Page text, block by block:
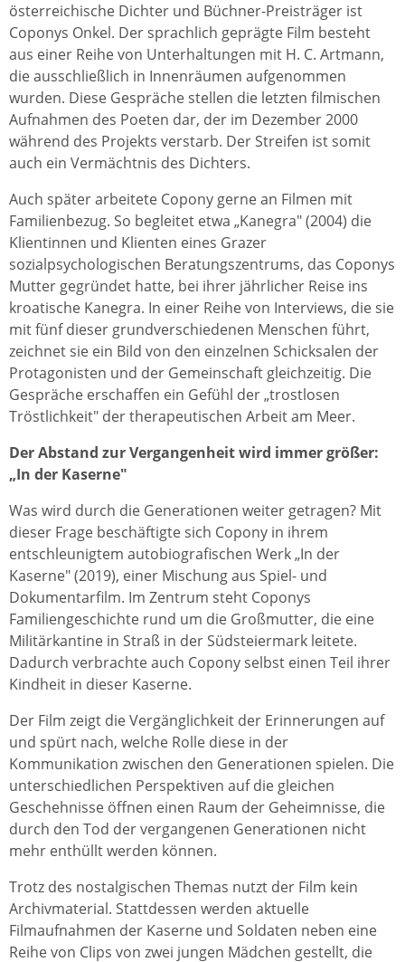
österreichische Dichter und Büchner-Preisträger ist
Coponys Onkel. Der sprachlich geprägte Film besteht
aus einer Reihe von Unterhaltungen mit H. C. Artmann,
die ausschließlich in Innenräumen aufgenommen
wurden. Diese Gespräche stellen die letzten filmischen
Aufnahmen des Poeten dar, der im Dezember 2000
während des Projekts verstarb. Der Streifen ist somit
auch ein Vermächtnis des Dichters.
Auch später arbeitete Copony gerne an Filmen mit
Familienbezug. So begleitet etwa „Kanegra" (2004) die
Klientinnen und Klienten eines Grazer
sozialpsychologischen Beratungszentrums, das Coponys
Mutter gegründet hatte, bei ihrer jährlicher Reise ins
kroatische Kanegra. In einer Reihe von Interviews, die sie
mit fünf dieser grundverschiedenen Menschen führt,
zeichnet sie ein Bild von den einzelnen Schicksalen der
Protagonisten und der Gemeinschaft gleichzeitig. Die
Gespräche erschaffen ein Gefühl der „trostlosen
Tröstlichkeit" der therapeutischen Arbeit am Meer.
Der Abstand zur Vergangenheit wird immer größer:
„In der Kaserne"
Was wird durch die Generationen weiter getragen? Mit
dieser Frage beschäftigte sich Copony in ihrem
entschleunigtem autobiografischen Werk „In der
Kaserne" (2019), einer Mischung aus Spiel- und
Dokumentarfilm. Im Zentrum steht Coponys
Familiengeschichte rund um die Großmutter, die eine
Militärkantine in Straß in der Südsteiermark leitete.
Dadurch verbrachte auch Copony selbst einen Teil ihrer
Kindheit in dieser Kaserne.
Der Film zeigt die Vergänglichkeit der Erinnerungen auf
und spürt nach, welche Rolle diese in der
Kommunikation zwischen den Generationen spielen. Die
unterschiedlichen Perspektiven auf die gleichen
Geschehnisse öffnen einen Raum der Geheimnisse, die
durch den Tod der vergangenen Generationen nicht
mehr enthüllt werden können.
Trotz des nostalgischen Themas nutzt der Film kein
Archivmaterial. Stattdessen werden aktuelle
Filmaufnahmen der Kaserne und Soldaten neben eine
Reihe von Clips von zwei jungen Mädchen gestellt, die